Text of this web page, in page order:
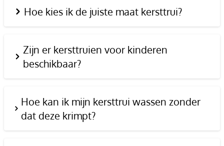
Hoe kies ik de juiste maat kersttrui?
Zijn er kersttruien voor kinderen
beschikbaar?
Hoe kan ik mijn kersttrui wassen zonder
dat deze krimpt?